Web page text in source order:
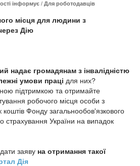
інформує / Для роботодавців
місця для людини з
Дію
надає громадянам з інвалідністю
умови праці для них?
підтримкою та отримайте
робочого місця особи з
коштів Фонду загальнообов'язкового
страхування України на випадок
заяву на отримання такої
Дія